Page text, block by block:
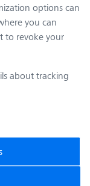
Er zal
Zeiss of een
worden de
gegeven. In geen
ten laste gelegd
de wil van Zeiss,
krachtens
options can
you can
to revoke your
about tracking